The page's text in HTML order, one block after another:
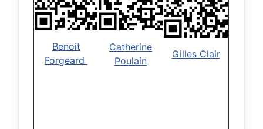
Benoit
Forgeard
Catherine
Poulain
Gilles Clair